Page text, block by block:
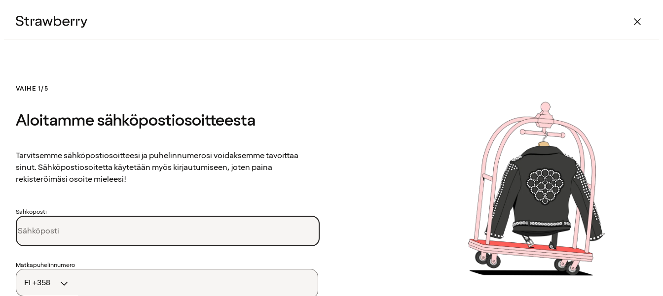
VAIHE 1/5
Aloitamme sähköpostiosoitteesta
Tarvitsemme sähköpostiosoitteesi ja puhelinnumerosi voidaksemme tavoittaa
sinut. Sähköpostiosoitetta käytetään myös kirjautumiseen, joten paina
rekisteröimäsi osoite mieleesi!
Sähköposti
Maakoodi
Matkapuhelinnumero